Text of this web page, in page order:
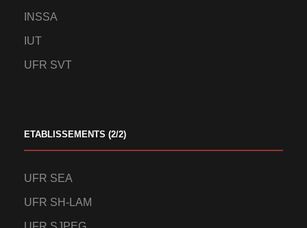
INSSA
IUT
UFR SVT
ETABLISSEMENTS (2/2)
UFR SEA
UFR SH-LAM